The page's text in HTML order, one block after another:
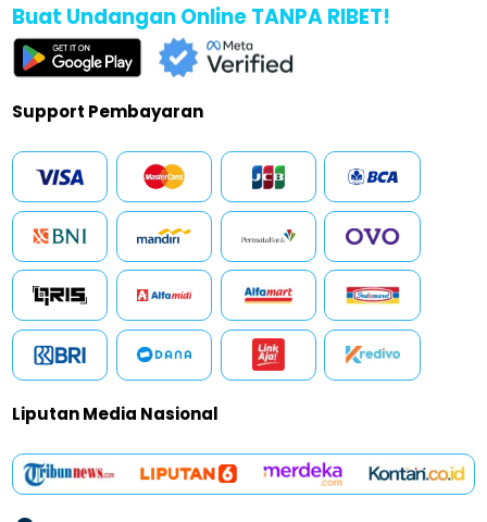
Buat Undangan Online TANPA RIBET!
Support Pembayaran
Liputan Media Nasional